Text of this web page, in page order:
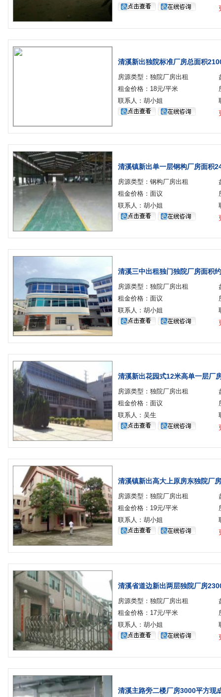
清溪新出独院标准厂房总面积
房源类型：独院厂房出租
租金价格：18元/平米
联系人：胡小姐
清溪镇新出单一层钢构厂房面积
房源类型：钢构厂房出租
租金价格：面议
联系人：胡小姐
清溪三中出租独门独院厂房面积
房源类型：独院厂房出租
租金价格：面议
联系人：胡小姐
清溪新出花园式12米高单一层厂
房源类型：独院厂房出租
租金价格：面议
联系人：吴生
清溪镇新出高大上原房东独院厂
房源类型：独院厂房出租
租金价格：19元/平米
联系人：胡小姐
清溪省道边新出两层独院厂房
房源类型：独院厂房出租
租金价格：17元/平米
联系人：胡小姐
清溪主路旁二楼厂房3000平方现